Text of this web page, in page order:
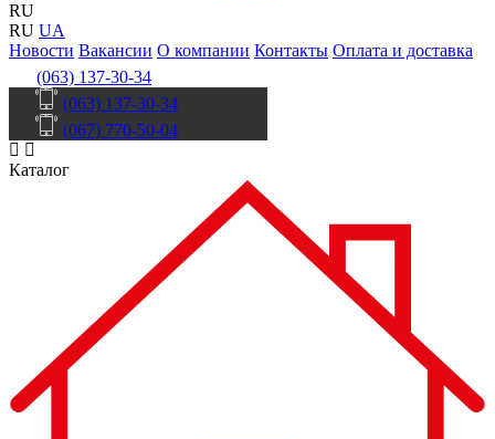
RU
RU UA
Новости Вакансии О компании Контакты Оплата и доставка
(063) 137-30-34
(063) 137-30-34
(067) 770-50-04
Каталог